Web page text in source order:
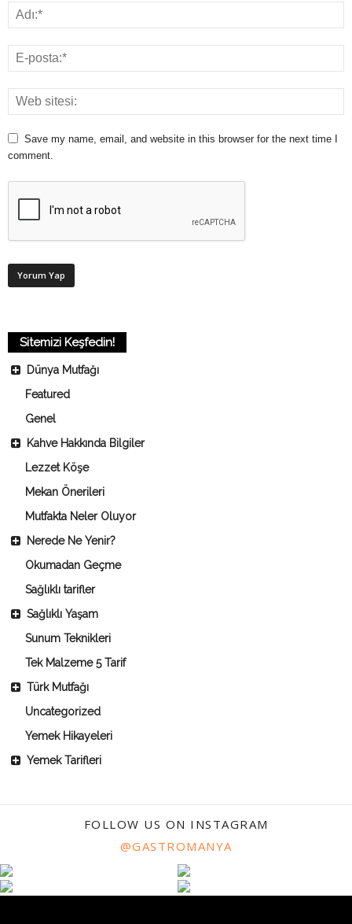
Save my name, email, and website in this browser for the next time I
comment.
Sitemizi Keşfedin!
Dünya Mutfağı
Featured
Genel
Kahve Hakkında Bilgiler
Lezzet Köşe
Mekan Önerileri
Mutfakta Neler Oluyor
Nerede Ne Yenir?
Okumadan Geçme
Sağlıklı tarifler
Sağlıklı Yaşam
Sunum Teknikleri
Tek Malzeme 5 Tarif
Türk Mutfağı
Uncategorized
Yemek Hikayeleri
Yemek Tarifleri
FOLLOW US ON INSTAGRAM
@GASTROMANYA